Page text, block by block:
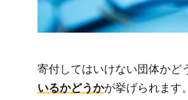
選
2.1
益財
団法
寄付してはいけない団体かど
いるかどうかが挙げられます。